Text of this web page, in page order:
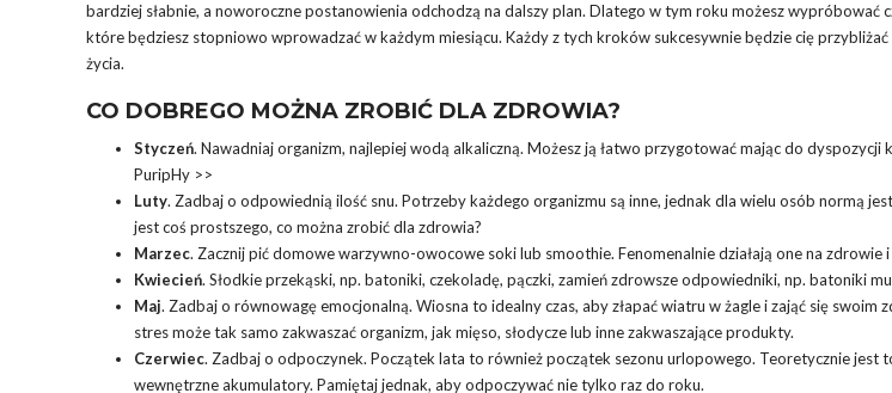
bardziej słabnie, a noworoczne postanowienia odchodzą na dalszy plan. Dlatego w tym roku możesz wypróbować
które będziesz stopniowo wprowadzać w każdym miesiącu. Każdy z tych kroków sukcesywnie będzie cię
życia.
CO DOBREGO MOŻNA ZROBIĆ DLA ZDROWIA?
Styczeń. Nawadniaj organizm, najlepiej wodą alkaliczną. Możesz ją łatwo przygotować mając do dyspozycji
PuripHy >>
Luty. Zadbaj o odpowiednią ilość snu. Potrzeby każdego organizmu są inne, jednak dla wielu osób normą
jest coś prostszego, co można zrobić dla zdrowia?
Marzec. Zacznij pić domowe warzywno-owocowe soki lub smoothie. Fenomenalnie działają one na zdrowie
Kwiecień. Słodkie przekąski, np. batoniki, czekoladę, pączki, zamień zdrowsze odpowiedniki, np. batoniki
Maj. Zadbaj o równowagę emocjonalną. Wiosna to idealny czas, aby złapać wiatru w żagle i zająć się swoim
stres może tak samo zakwaszać organizm, jak mięso, słodycze lub inne zakwaszające produkty.
Czerwiec. Zadbaj o odpoczynek. Początek lata to również początek sezonu urlopowego. Teoretycznie jest
wewnętrzne akumulatory. Pamiętaj jednak, aby odpoczywać nie tylko raz do roku.